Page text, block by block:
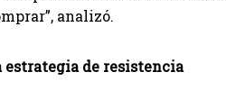
analizó.
estrategia de resistencia